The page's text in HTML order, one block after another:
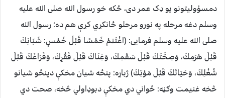
دمسؤولیتونو یو ډک عمر دی، ځکه خو رسول الله صلی الله علیه
وسلم دغه مرحله په نورو مرحلو ځانګړي کړې هم ده؛ رسول الله
صلی الله علیه وسلم فرمایی: (اغْتَنِمْ خَمْسًا قَبْلَ خَمْسٍ: شَبَابَكَ
قَبْلَ هَرَمِكَ، وَصِحَّتَكَ قَبْلَ سَقَمِكَ، وَغِنَاكَ قَبْلَ فَقْرِكَ، وَفَرَاغَكَ قَبْلَ
شُغْلِكَ، وَحَيَاتَكَ قَبْلَ مَوْتِكَ) ژباړه: پنځه شیان مخکې دپنځو شیانو
څخه غنیمت وګڼه: ځواني دي مخکې دبوډاولي څخه، صحت دي